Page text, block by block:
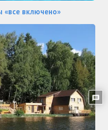
включено»